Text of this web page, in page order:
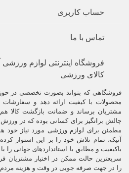
حساب کاربری
تماس با ما
فروشگاه اینترنتی لوازم
کالای ورزشی
فروشگاهی که بتواند بصورت تخصصی در
محصولات با کیفیت ارائه دهد و
مشتریان برساند و ضمانت بازگشت کالا
چالش برانگیز برای کسانی بوده که در ورزش
مطمئن برای لوازم ورزشی مورد نیاز خود
آنیک، تمام تلاش خود را بر این استوار
باکیفیت و مطابق با استانداردهای جهانی را
سریعترین حالت ممکن در اختیار مشتریان
را در جهت صرفه جویی در وقت و هزینه